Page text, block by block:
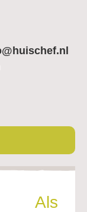
Als